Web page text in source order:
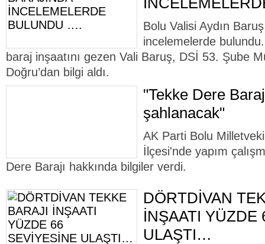
Bolu Valisi Aydın
incelemelerde
baraj inşaatını gezen Vali Baruş, DSİ 53. Şube
Doğru’dan bilgi aldı.
"Tekke Dere
şahlanacak"
AK Parti Bolu
İlçesi'nde yapım
Dere Barajı hakkında bilgiler verdi.
DÖRTDİVAN
İNŞAATI YÜZDE
ULAŞTI…